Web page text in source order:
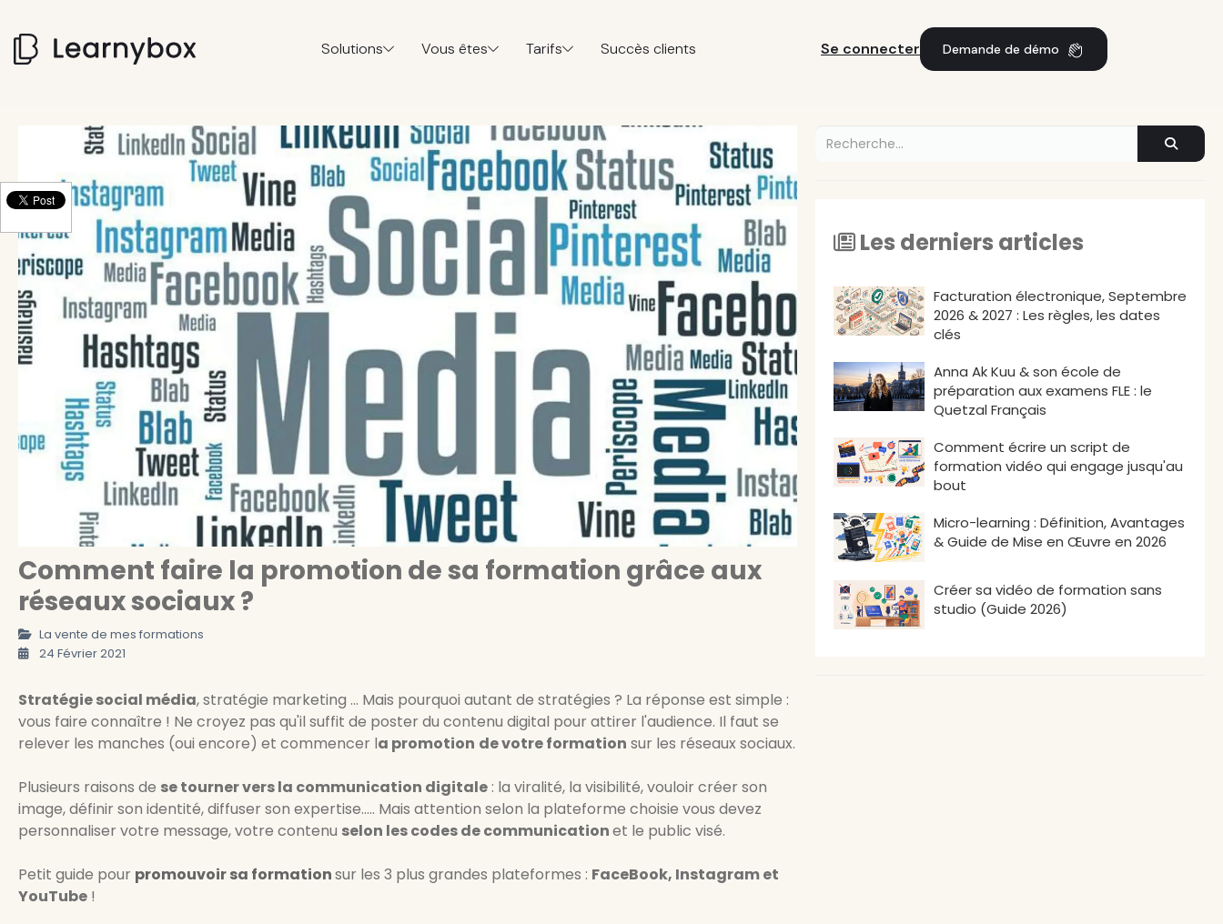
Solutions Vous êtes Tarifs Succès clients Se connecter Demande de démo
Comment faire la promotion de sa formation grâce aux
réseaux sociaux ?
La vente de mes formations
24 Février 2021
Stratégie social média, stratégie marketing ... Mais pourquoi autant de stratégies ? La réponse est simple :
vous faire connaître ! Ne croyez pas qu'il suffit de poster du contenu digital pour attirer l'audience. Il faut se
relever les manches (oui encore) et commencer la promotion de votre formation sur les réseaux sociaux.
Plusieurs raisons de se tourner vers la communication digitale : la viralité, la visibilité, vouloir créer son
image, définir son identité, diffuser son expertise..... Mais attention selon la plateforme choisie vous devez
personnaliser votre message, votre contenu selon les codes de communicationet le public visé.
Petit guide pour promouvoir sa formationsur les 3 plus grandes plateformes : FaceBook, Instagram et
YouTube !
Les derniers articles
Facturation électronique, Septembre
2026 & 2027 : Les règles, les dates
clés
Anna Ak Kuu & son école de
préparation aux examens FLE : le
Quetzal Français
Comment écrire un script de
formation vidéo qui engage jusqu'au
bout
Micro-learning : Définition, Avantages
& Guide de Mise en Œuvre en 2026
Créer sa vidéo de formation sans
studio (Guide 2026)